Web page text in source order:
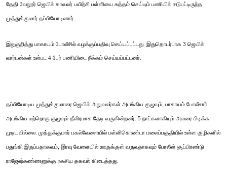
தேதி வேலூர் ஜெயில் காவலர் பயிற்சி பள்ளியை சுத்தம் செய்யும் பணியில் ஈடுபட்டிருந்த
முத்துக்குமார் தப்பியோடினார்.
இதுகுறித்து பாகாயம் போலீசில் வழக்குப்பதிவு செய்யப்பட்டது. இதுதொடர்பாக 3 ஜெயில்
வார்டன்கள் உள்பட 4 பேர் பணியிடை நீக்கம் செய்யப்பட்டனர்.
தப்பியோடிய முத்துக்குமாரை ஜெயில் அலுவலர்கள் அடங்கிய குழுவும், பாகாயம் போலீசார்
அடங்கிய மற்றொரு குழுவும் தீவிரமாக தேடி வருகின்றனர். 5 நாட்களாகியும் அவரை பிடிக்க
முடியவில்லை. முத்துக்குமார் பகல்வேளையில் பள்ளிகொண்டா மலைப்பகுதியில் உள்ள குழிகளில்
பதுங்கி இருப்பதாகவும், இரவு வேளையில் ஊருக்குள் வருவதாகவும் போலீஸ் சூப்பிரண்டு
ராஜேஷ்கண்ணனுக்கு ரகசிய தகவல் கிடைத்தது.